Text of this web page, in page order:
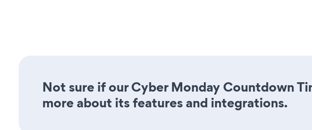
Not sure if our Cyber Monday Countdown
more about its features and integrations.